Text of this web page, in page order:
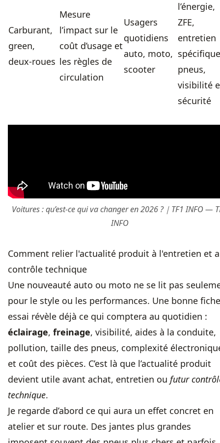
Carburant,
green,
deux-roues
Mesure
l’impact sur le
coût d’usage et
les règles de
circulation
Usagers
quotidiens
auto, moto,
scooter
l’énergie,
ZFE,
entretien
pneus,
visibilité
sécurité
Voitures : qu’est-ce qui va changer en 2026 ?｜TF1 INFO —
INFO
Comment relier l'actualité produit à l'entretien et
contrôle technique
Une nouveauté auto ou moto ne se lit pas
pour le style ou les performances. Une bonne fiche
essai révèle déjà ce qui comptera au quotidien :
éclairage, freinage, visibilité, aides à la conduite,
pollution, taille des pneus, complexité
et coût des pièces. C’est là que l’actualité produit
devient utile avant achat, entretien ou futur
technique.
Je regarde d’abord ce qui aura un effet concret en
atelier et sur route. Des jantes plus grandes